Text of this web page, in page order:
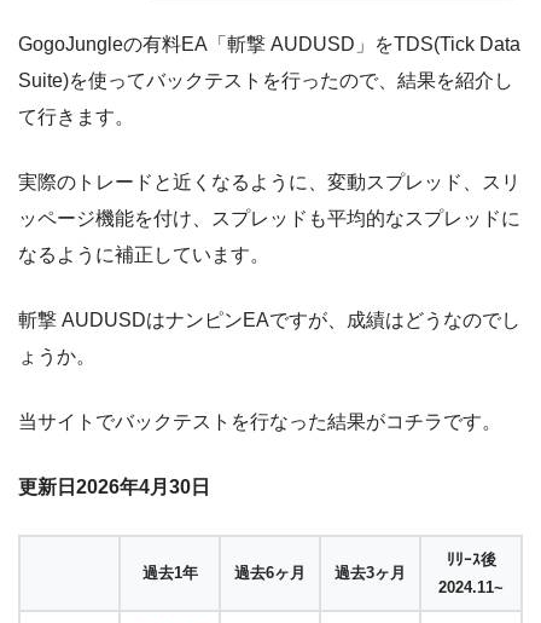
GogoJungleの有料EA「斬撃 AUDUSD」をTDS(Tick Data
Suite)を使ってバックテストを行ったので、結果を紹介し
て行きます。
実際のトレードと近くなるように、変動スプレッド、スリ
ッページ機能を付け、スプレッドも平均的なスプレッドに
なるように補正しています。
斬撃 AUDUSDはナンピンEAですが、成績はどうなのでし
ょうか。
当サイトでバックテストを行なった結果がコチラです。
更新日2026年4月30日
過去1年 過去6ヶ月 過去3ヶ月
ﾘﾘｰｽ後
2024.11~